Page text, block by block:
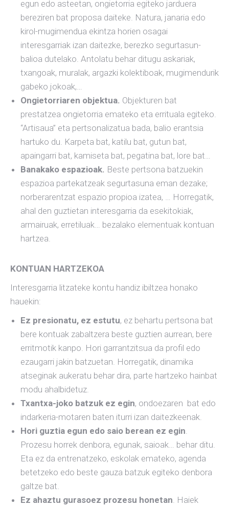
egun edo asteetan, ongietorria egiteko jarduera
bereziren bat proposa daiteke. Natura, janaria edo
kirol-mugimendua ekintza horien osagai
interesgarriak izan daitezke, berezko segurtasun-
balioa dutelako. Antolatu behar ditugu askariak,
txangoak, muralak, argazki kolektiboak, mugimendurik
gabeko jokoak,…
Ongietorriaren objektua. Objekturen bat
prestatzea ongietorria emateko eta errituala egiteko.
“Artisaua” eta pertsonalizatua bada, balio erantsia
hartuko du. Karpeta bat, katilu bat, gutun bat,
apaingarri bat, kamiseta bat, pegatina bat, lore bat…
Banakako espazioak. Beste pertsona batzuekin
espazioa partekatzeak segurtasuna eman dezake;
norberarentzat espazio propioa izatea, … Horregatik,
ahal den guztietan interesgarria da esekitokiak,
armairuak, erretiluak… bezalako elementuak kontuan
hartzea.
KONTUAN HARTZEKOA
Interesgarria litzateke kontu handiz ibiltzea honako
hauekin:
Ez presionatu, ez estutu, ez behartu pertsona bat
bere kontuak zabaltzera beste guztien aurrean, bere
erritmotik kanpo. Hori garrantzitsua da profil edo
ezaugarri jakin batzuetan. Horregatik, dinamika
atseginak aukeratu behar dira, parte hartzeko hainbat
modu ahalbidetuz.
Txantxa-joko batzuk ez egin, ondoezaren bat edo
indarkeria-motaren baten iturri izan daitezkeenak.
Hori guztia egun edo saio berean ez egin.
Prozesu horrek denbora, egunak, saioak… behar ditu.
Eta ez da entrenatzeko, eskolak emateko, agenda
betetzeko edo beste gauza batzuk egiteko denbora
galtze bat.
Ez ahaztu gurasoez prozesu honetan. Haiek